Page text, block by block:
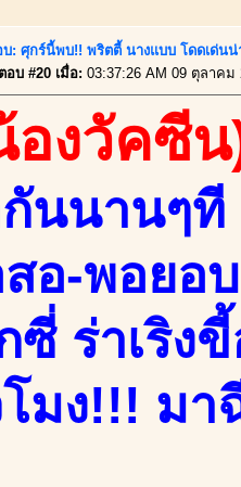
บ: ศุกร์นี้พบ!! พริตตี้ นางแบบ โดดเด่นน่
ตอบ #20 เมื่อ: 03:37:26 AM 09 ตุลาคม
องวัคซี
นนานๆที
อ-พอยอ
ซี่ ร่าเริ
มง!!! มา